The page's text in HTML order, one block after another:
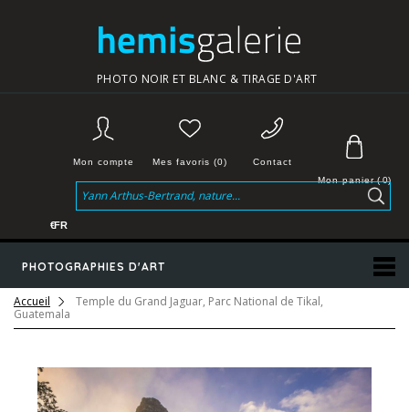
PHOTO NOIR ET BLANC & TIRAGE D'ART
Mon panier( 0)
Contact
Mes favoris (0)
Mon compte
PHOTOGRAPHIES D'ART
€FR
Accueil
Temple du Grand Jaguar, Parc National de Tikal,
Guatemala